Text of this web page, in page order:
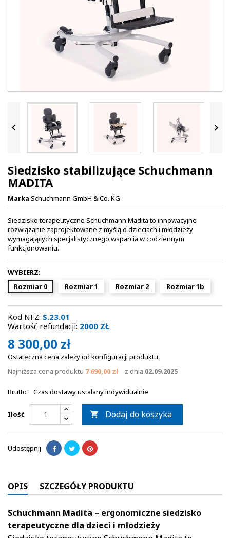
 
Siedzisko stabilizujące Schuchmann
MADITA
Marka Schuchmann GmbH & Co. KG
Siedzisko terapeutyczne Schuchmann Madita to innowacyjne
rozwiązanie zaprojektowane z myślą o dzieciach i młodzieży
wymagających specjalistycznego wsparcia w codziennym
funkcjonowaniu.
WYBIERZ:
Rozmiar 0
Rozmiar 1 Rozmiar 2 Rozmiar 1b
Kod NFZ: S.23.01
Wartość refundacji: 2000 ZŁ
8 300,00 zł
Ostateczna cena zależy od konfiguracji produktu
Najniższa cena produktu 7 690,00 zł z dnia 02.09.2025
Brutto Czas dostawy ustalany indywidualnie
Ilość  Dodaj do koszyka
Udostępnij
OPIS SZCZEGÓŁY PRODUKTU
Schuchmann Madita – ergonomiczne siedzisko
terapeutyczne dla dzieci i młodzieży